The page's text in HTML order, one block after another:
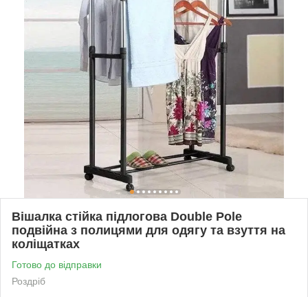
Вішалка стійка підлогова Double Pole
подвійна з полицями для одягу та взуття на
коліщатках
Готово до відправки
Роздріб